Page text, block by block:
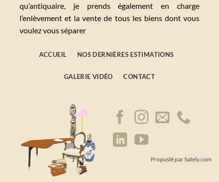
qu’antiquaire, je prends également en charge
l’enlèvement et la vente de tous les biens dont vous
voulez vous séparer
ACCUEIL NOS DERNIÈRES ESTIMATIONS
GALERIE VIDÉO CONTACT
Propuslé parSately.com